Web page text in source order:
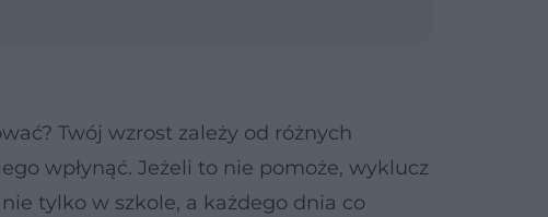
Twój wzrost zależy od różnych
wpłynąć. Jeżeli to nie pomoże, wyklucz
tylko w szkole, a każdego dnia co